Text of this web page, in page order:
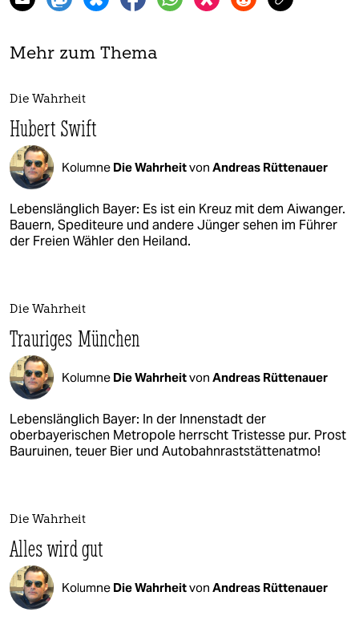
Mehr zum Thema
Die Wahrheit
Hubert Swift
Kolumne Die Wahrheitvon Andreas Rüttenauer
Lebenslänglich Bayer: Es ist ein Kreuz mit dem Aiwanger.
Bauern, Spediteure und andere Jünger sehen im Führer
der Freien Wähler den Heiland.
Die Wahrheit
Trauriges München
Kolumne Die Wahrheitvon Andreas Rüttenauer
Lebenslänglich Bayer: In der Innenstadt der
oberbayerischen Metropole herrscht Tristesse pur. Prost
Bauruinen, teuer Bier und Autobahnraststättenatmo!
Die Wahrheit
Alles wird gut
Kolumne Die Wahrheitvon Andreas Rüttenauer